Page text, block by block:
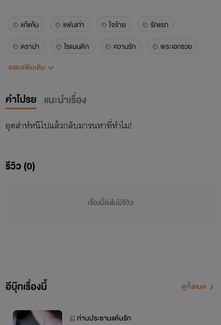
แก้แค้น แฟนเก่า ใจร้าย
รักแรก
ดราม่า
โรแมนติก ความรัก
พระเอกรวย
นางเอกจน
แสดงเพิ่มเติม
คำโปรย แนะนำเรื่อง
อุตส่าห์หนีไปแล้วกลับมารนหาที่ทำไม!
รีวิว (0)
เรื่องนี้ยังไม่มีรีวิว
อีบุ๊กเรื่องนี้ ดูทั้งหมด
ท่านประธานแค้นรัก